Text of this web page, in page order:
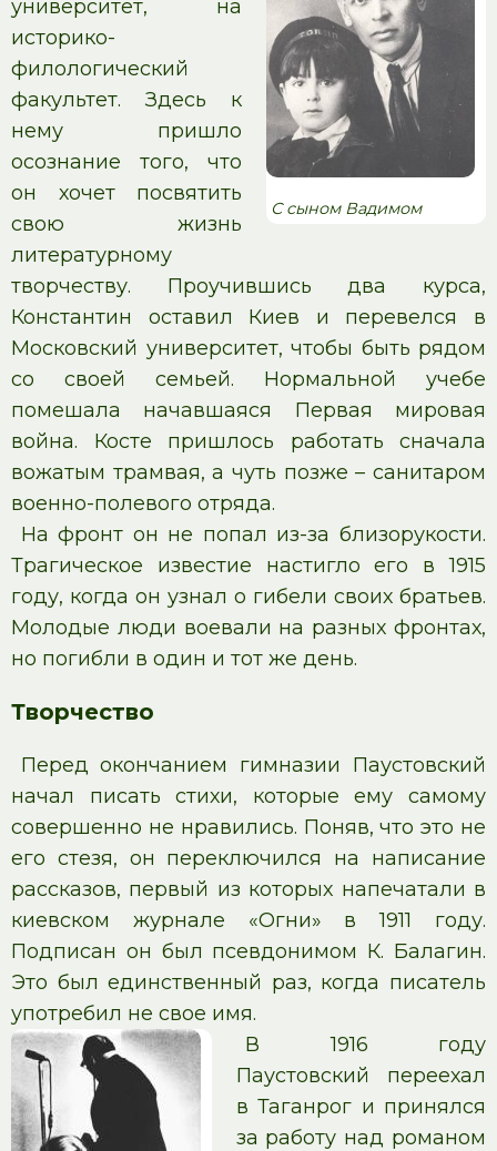
С сыном Вадимом
университет, на
историко-
филологический
факультет. Здесь к
нему пришло
осознание того, что
он хочет посвятить
свою жизнь
литературному
творчеству. Проучившись два курса,
Константин оставил Киев и перевелся в
Московский университет, чтобы быть рядом
со своей семьей. Нормальной учебе
помешала начавшаяся Первая мировая
война. Косте пришлось работать сначала
вожатым трамвая, а чуть позже – санитаром
военно-полевого отряда.
На фронт он не попал из-за близорукости.
Трагическое известие настигло его в 1915
году, когда он узнал о гибели своих братьев.
Молодые люди воевали на разных фронтах,
но погибли в один и тот же день.
Творчество
Перед окончанием гимназии Паустовский
начал писать стихи, которые ему самому
совершенно не нравились. Поняв, что это не
его стезя, он переключился на написание
рассказов, первый из которых напечатали в
киевском журнале «Огни» в 1911 году.
Подписан он был псевдонимом К. Балагин.
Это был единственный раз, когда писатель
употребил не свое имя.
В 1916 году
Паустовский переехал
в Таганрог и принялся
за работу над романом